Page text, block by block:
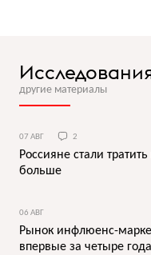
другие материалы
07 АВГ 2
Россияне стали
больше
06 АВГ
Рынок инфлюенс-
впервые за четыре года